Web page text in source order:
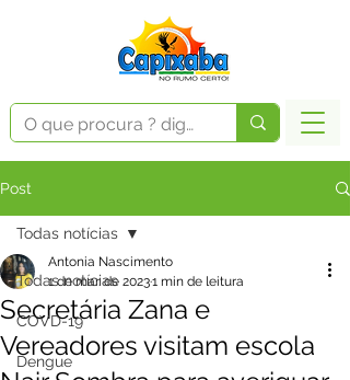
Post
Todas notícias
COVD-19
Dengue
Todas notícias
Secretária Zana e
Vereadores visitam escola
Antonia Nascimento
1 de mar. de 20231 min de leitura